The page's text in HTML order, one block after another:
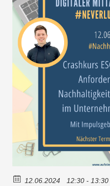
12.06.2024 12:30 - 13:30